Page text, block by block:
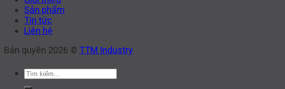
Sản phẩm
Tin tức
Liên hệ
Bản quyền 2026 © TTM Industry
Tìm